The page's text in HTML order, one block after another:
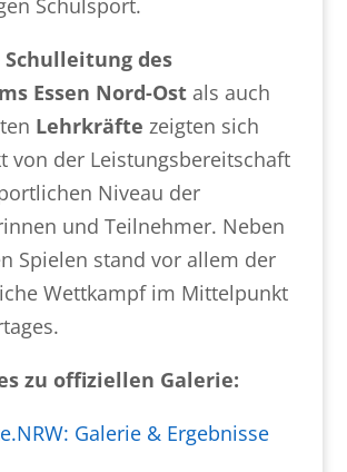
Schulsport.
Schulleitung des
Essen Nord-Ostals auch
Lehrkräfte zeigten sich
von der Leistungsbereitschaft
Niveau der
und Teilnehmer. Neben
Spielen stand vor allem der
Wettkampf im Mittelpunkt
zu offiziellen Galerie:
Galerie & Ergebnisse